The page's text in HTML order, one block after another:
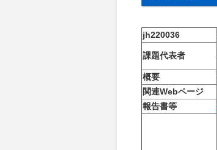
jh220036
課題代表者
概要
関連Webページ
報告書等